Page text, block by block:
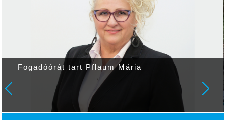
Fogadóórát tart Pflaum Mária